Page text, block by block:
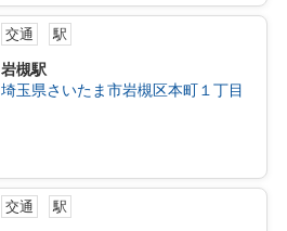
交通 駅
岩槻駅
埼玉県さいたま市岩槻区本町１丁目
交通 駅